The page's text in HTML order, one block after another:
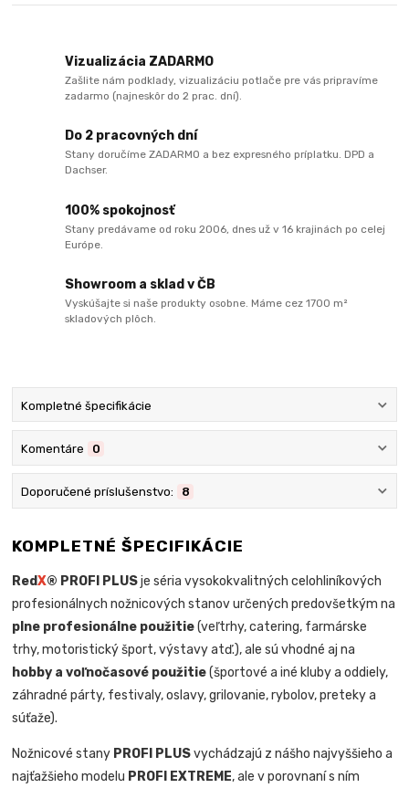
Vizualizácia ZADARMO
Zašlite nám podklady, vizualizáciu potlače pre vás pripravíme
zadarmo (najneskôr do 2 prac. dní).
Do 2 pracovných dní
Stany doručíme ZADARMO a bez expresného príplatku. DPD a
Dachser.
100% spokojnosť
Stany predávame od roku 2006, dnes už v 16 krajinách po celej
Európe.
Showroom a sklad v ČB
Vyskúšajte si naše produkty osobne. Máme cez 1700 m²
skladových plôch.
Kompletné špecifikácie
Komentáre 0
Doporučené príslušenstvo: 8
KOMPLETNÉ ŠPECIFIKÁCIE
RedX® PROFI PLUSje séria vysokokvalitných celohliníkových
profesionálnych nožnicových stanov určených predovšetkým na
plne profesionálne použitie(veľtrhy, catering, farmárske
trhy, motoristický šport, výstavy atď.), ale sú vhodné aj na
hobby a voľnočasové použitie(športové a iné kluby a oddiely,
záhradné párty, festivaly, oslavy, grilovanie, rybolov, preteky a
súťaže).
Nožnicové stany PROFI PLUSvychádzajú z nášho najvyššieho a
najťažšieho modelu PROFI EXTREME, ale v porovnaní s ním